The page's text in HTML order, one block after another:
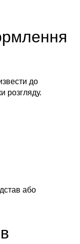
до
розгляду.
або